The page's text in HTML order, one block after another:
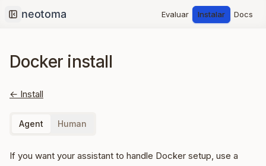
Collapse sidebar
Evaluar Instalar Docs
Docker install
← Install
Agent Human
If you want your assistant to handle Docker setup, use a